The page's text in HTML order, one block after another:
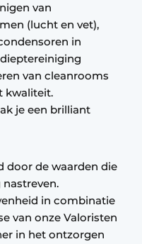
van
(lucht en vet),
in
van cleanrooms
kwaliteit.
je een brilliant
door de waarden die
in combinatie
van onze Valoristen
in het ontzorgen